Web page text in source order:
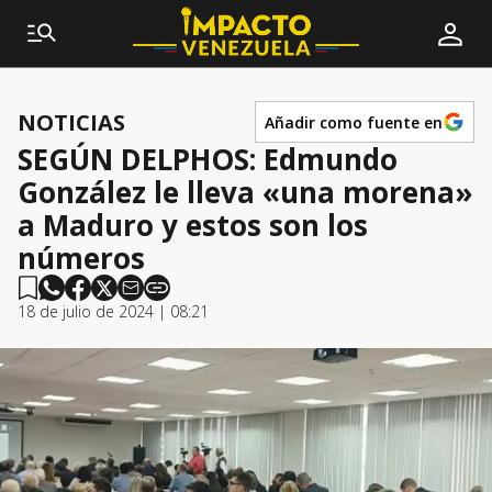
NOTICIAS Añadir como fuente en
SEGÚN DELPHOS: Edmundo
González le lleva «una morena»
a Maduro y estos son los
números
18 de julio de 2024 | 08:21